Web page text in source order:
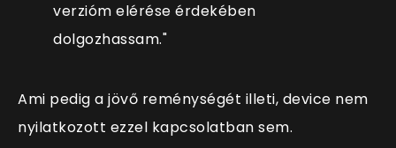
verzióm elérése érdekében
dolgozhassam."
Ami pedig a jövő reménységét illeti, device nem
nyilatkozott ezzel kapcsolatban sem.